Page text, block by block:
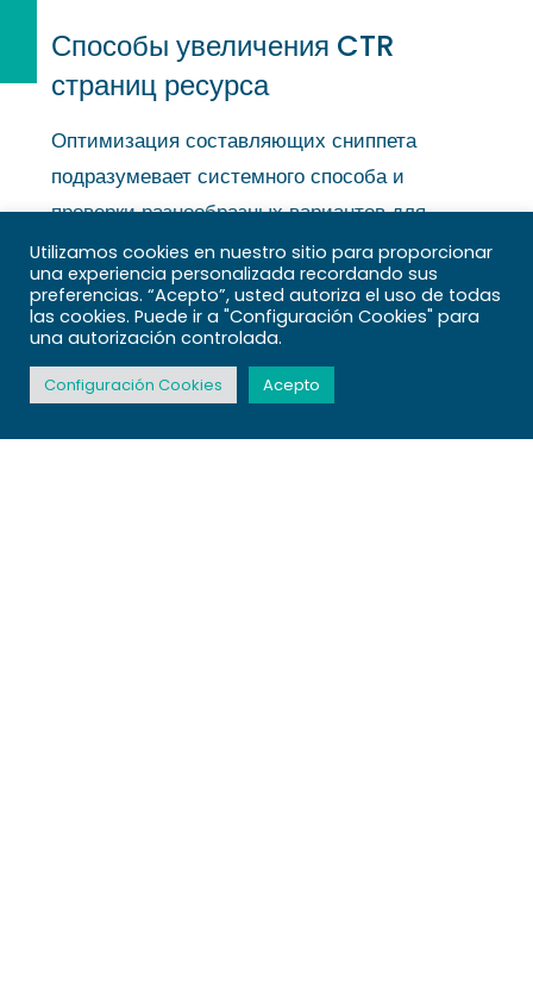
Способы увеличения CTR
страниц ресурса
Оптимизация составляющих сниппета
подразумевает системного способа и
проверки разнообразных вариантов для
увеличения кликабельности страниц.
Внесение чисел и чётких фактов в
заголовки привлекает интерес
пользователей. Числа формируют
впечатление структурированности
сведений.
Utilizamos cookies en nuestro sitio para proporcionar
una experiencia personalizada recordando sus
preferencias. “Acepto”, usted autoriza el uso de todas
las cookies. Puede ir a "Configuración Cookies" para
una autorización controlada.
Configuración Cookies Acepto